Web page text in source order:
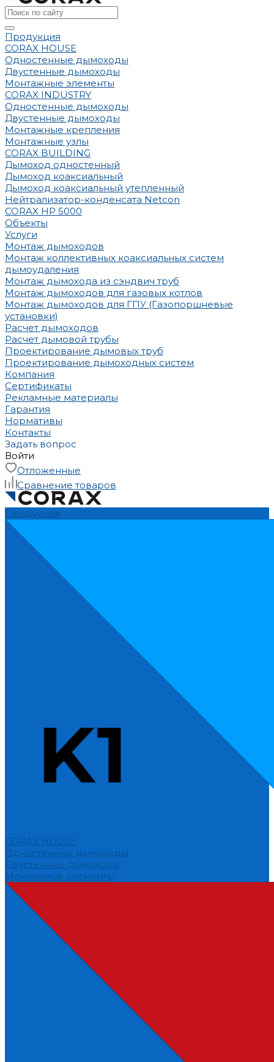
Продукция
CORAX HOUSE
Одностенные дымоходы
Двустенные дымоходы
Монтажные элементы
CORAX INDUSTRY
Одностенные дымоходы
Двустенные дымоходы
Монтажные крепления
Монтажные узлы
CORAX BUILDING
Дымоход одностенный
Дымоход коаксиальный
Дымоход коаксиальный утепленный
Нейтрализатор-конденсата Netcon
CORAX HP 5000
Объекты
Услуги
Монтаж дымоходов
Монтаж коллективных коаксиальных систем
дымоудаления
Монтаж дымохода из сэндвич труб
Монтаж дымоходов для газовых котлов
Монтаж дымоходов для ГПУ (Газопоршневые
установки)
Расчет дымоходов
Расчет дымовой трубы
Проектирование дымовых труб
Проектирование дымоходных систем
Компания
Сертификаты
Рекламные материалы
Гарантия
Нормативы
Контакты
Задать вопрос
Войти
Отложенные
Сравнение товаров
Продукция
CORAX HOUSE
Одностенные дымоходы
Двустенные дымоходы
Монтажные элементы